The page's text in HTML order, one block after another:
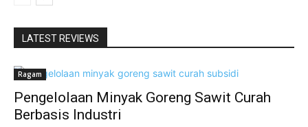
LATEST REVIEWS
Ragam
Pengelolaan Minyak Goreng Sawit Curah
Berbasis Industri